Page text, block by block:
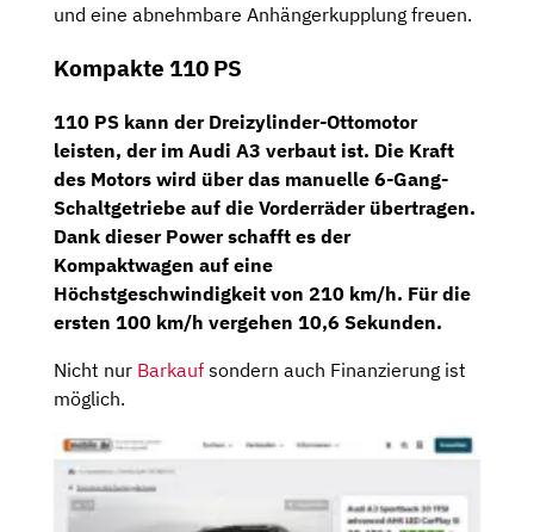
und eine abnehmbare Anhängerkupplung freuen.
Kompakte 110 PS
110 PS kann der Dreizylinder-Ottomotor
leisten, der im Audi A3 verbaut ist. Die Kraft
des Motors wird über das manuelle 6-Gang-
Schaltgetriebe auf die Vorderräder übertragen.
Dank dieser Power schafft es der
Kompaktwagen auf eine
Höchstgeschwindigkeit von 210 km/h. Für die
ersten 100 km/h vergehen 10,6 Sekunden.
Nicht nur Barkauf sondern auch Finanzierung ist
möglich.